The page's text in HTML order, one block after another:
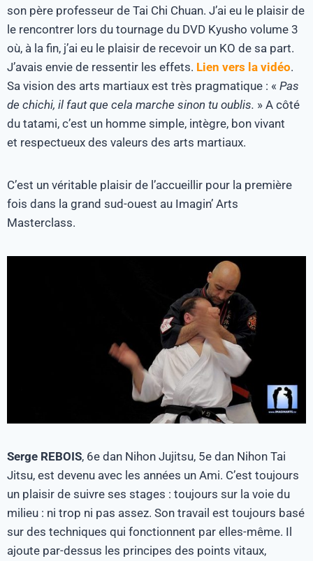
son père professeur de Tai Chi Chuan. J’ai eu le plaisir de
le rencontrer lors du tournage du DVD Kyusho volume 3
où, à la fin, j’ai eu le plaisir de recevoir un KO de sa part.
J’avais envie de ressentir les effets. Lien vers la vidéo.
Sa vision des arts martiaux est très pragmatique : « Pas
de chichi, il faut que cela marche sinon tu oublis. » A côté
du tatami, c’est un homme simple, intègre, bon vivant
et respectueux des valeurs des arts martiaux.
C’est un véritable plaisir de l’accueillir pour la première
fois dans la grand sud-ouest au Imagin’ Arts
Masterclass.
Serge REBOIS, 6e dan Nihon Jujitsu, 5e dan Nihon Tai
Jitsu, est devenu avec les années un Ami. C’est toujours
un plaisir de suivre ses stages : toujours sur la voie du
milieu : ni trop ni pas assez. Son travail est toujours basé
sur des techniques qui fonctionnent par elles-même. Il
ajoute par-dessus les principes des points vitaux,